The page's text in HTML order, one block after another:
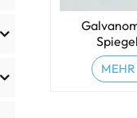
MEHR